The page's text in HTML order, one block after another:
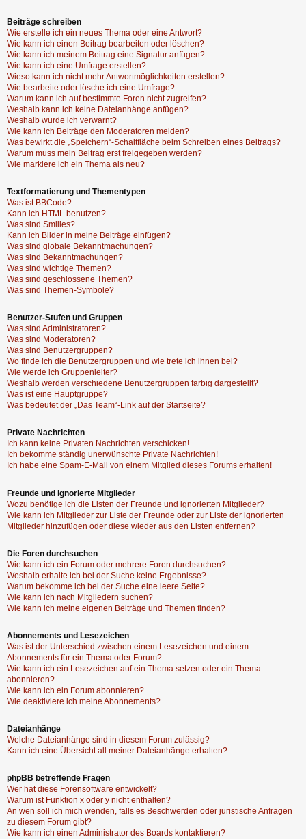
Beiträge schreiben
Wie erstelle ich ein neues Thema oder eine Antwort?
Wie kann ich einen Beitrag bearbeiten oder löschen?
Wie kann ich meinem Beitrag eine Signatur anfügen?
Wie kann ich eine Umfrage erstellen?
Wieso kann ich nicht mehr Antwortmöglichkeiten erstellen?
Wie bearbeite oder lösche ich eine Umfrage?
Warum kann ich auf bestimmte Foren nicht zugreifen?
Weshalb kann ich keine Dateianhänge anfügen?
Weshalb wurde ich verwarnt?
Wie kann ich Beiträge den Moderatoren melden?
Was bewirkt die „Speichern“-Schaltfläche beim Schreiben eines Beitrags?
Warum muss mein Beitrag erst freigegeben werden?
Wie markiere ich ein Thema als neu?
Textformatierung und Thementypen
Was ist BBCode?
Kann ich HTML benutzen?
Was sind Smilies?
Kann ich Bilder in meine Beiträge einfügen?
Was sind globale Bekanntmachungen?
Was sind Bekanntmachungen?
Was sind wichtige Themen?
Was sind geschlossene Themen?
Was sind Themen-Symbole?
Benutzer-Stufen und Gruppen
Was sind Administratoren?
Was sind Moderatoren?
Was sind Benutzergruppen?
Wo finde ich die Benutzergruppen und wie trete ich ihnen bei?
Wie werde ich Gruppenleiter?
Weshalb werden verschiedene Benutzergruppen farbig dargestellt?
Was ist eine Hauptgruppe?
Was bedeutet der „Das Team“-Link auf der Startseite?
Private Nachrichten
Ich kann keine Privaten Nachrichten verschicken!
Ich bekomme ständig unerwünschte Private Nachrichten!
Ich habe eine Spam-E-Mail von einem Mitglied dieses Forums erhalten!
Freunde und ignorierte Mitglieder
Wozu benötige ich die Listen der Freunde und ignorierten Mitglieder?
Wie kann ich Mitglieder zur Liste der Freunde oder zur Liste der ignorierten
Mitglieder hinzufügen oder diese wieder aus den Listen entfernen?
Die Foren durchsuchen
Wie kann ich ein Forum oder mehrere Foren durchsuchen?
Weshalb erhalte ich bei der Suche keine Ergebnisse?
Warum bekomme ich bei der Suche eine leere Seite?
Wie kann ich nach Mitgliedern suchen?
Wie kann ich meine eigenen Beiträge und Themen finden?
Abonnements und Lesezeichen
Was ist der Unterschied zwischen einem Lesezeichen und einem
Abonnements für ein Thema oder Forum?
Wie kann ich ein Lesezeichen auf ein Thema setzen oder ein Thema
abonnieren?
Wie kann ich ein Forum abonnieren?
Wie deaktiviere ich meine Abonnements?
Dateianhänge
Welche Dateianhänge sind in diesem Forum zulässig?
Kann ich eine Übersicht all meiner Dateianhänge erhalten?
phpBB betreffende Fragen
Wer hat diese Forensoftware entwickelt?
Warum ist Funktion x oder y nicht enthalten?
An wen soll ich mich wenden, falls es Beschwerden oder juristische Anfragen
zu diesem Forum gibt?
Wie kann ich einen Administrator des Boards kontaktieren?